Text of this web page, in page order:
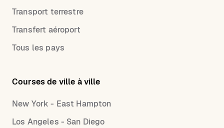
Transport terrestre
Transfert aéroport
Tous les pays
Courses de ville à ville
New York - East Hampton
Los Angeles - San Diego